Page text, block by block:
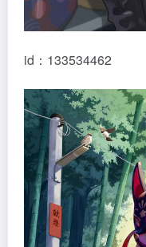
id：133534462